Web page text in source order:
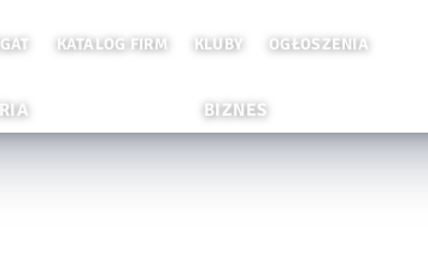
KATALOG FIRM KLUBY OGŁOSZENIA
BIZNES